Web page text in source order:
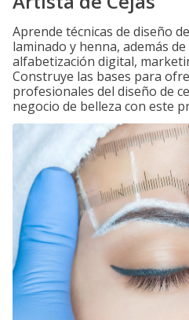
Aprende técnicas de diseño
laminado y henna, además
alfabetización digital,
Construye las bases para
profesionales del diseño de
negocio de belleza con este